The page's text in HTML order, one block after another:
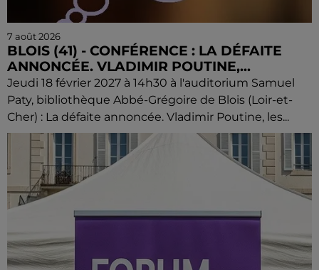
7 août 2026
BLOIS (41) - CONFÉRENCE : LA DÉFAITE
ANNONCÉE. VLADIMIR POUTINE,...
Jeudi 18 février 2027 à 14h30 à l'auditorium Samuel
Paty, bibliothèque Abbé-Grégoire de Blois (Loir-et-
Cher) : La défaite annoncée. Vladimir Poutine, les...